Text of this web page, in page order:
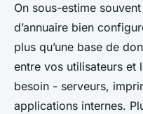
On sous-estime
d’annuaire bien
plus qu’une base de
entre vos utilisateurs et
besoin - serveurs,
applications internes.